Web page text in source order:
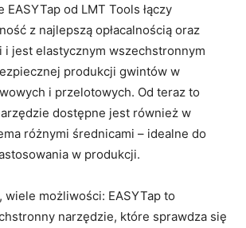
EASYTap od LMT Tools łączy
z najlepszą opłacalnością oraz
i jest elastycznym wszechstronnym
produkcji gwintów w
i przelotowych. Od teraz to
dostępne jest również w
różnymi średnicami – idealne do
w produkcji.
wiele możliwości: EASYTap to
narzędzie, które sprawdza się